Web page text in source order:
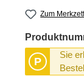
Zum
P
Sie